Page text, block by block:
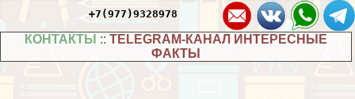
+7(977)9328978
КОНТАКТЫ :: TELEGRAM-КАНАЛ ИНТЕРЕСНЫЕ
ФАКТЫ